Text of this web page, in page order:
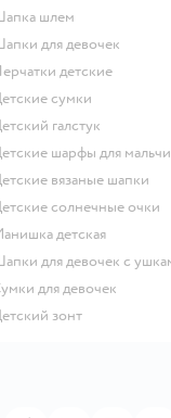
Шапка шлем
Шапки для девочек
Перчатки детские
Детские сумки
Детский галстук
Детские шарфы для
Детские вязаные шапки
Детские солнечные очки
Манишка детская
Шапки для девочек с
Сумки для девочек
Детский зонт